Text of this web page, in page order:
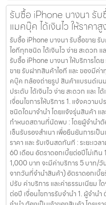
รับซื้อ iPhone บางนา รับ
แมคบุ๊ค ได้เงินไว ให้ราคาสู
รับซื้อ iPhone บางนา รับซื้อขาย รั
ไอทีทุกชนิด ได้เงินไว ง่าย สะดวก แ
รับซื้อ iPhone บางนา ให้บริการโด
ขาย รับฝากสินค้าไอที และ ของมีค่า
คบุ๊ค กล้องถ่ายรูป สินค้าแบรนด์เน
ประดับ ได้เงินไว ง่าย สะดวก และ
เงื่อนไขการให้บริการ 1. แจ้งความ
ชนิดใดมาจำนำ โดยแจ้งรุ่นสินค้า แ
กำหนดสถานที่นัดพบ : โดยผู้จำนำต้
เซ็นรับรองสำเนา เพื่อยืนยันการเ
ราคา และ รับเงินสดทันที : ระยะเว
60 เดือน อัตราดอกเบี้ยต่อปีไม่เกิ
1,000 บาท จะมีค่าบริการ 5 บาท/
จากวันที่จำนำสินค้า) อัตราดอกเบี้
ปรับ ค่าบริการ และค่าธรรมเนียม
ต่อปี เงื่อนไขการรับจำนำ 1. ผู้จำน